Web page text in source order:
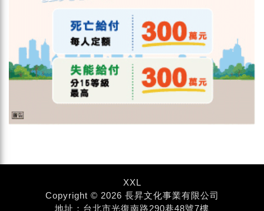
XXL
Copyright © 2026 長昇文化事業有限公司
地址：台北市光復南路290巷48號7樓